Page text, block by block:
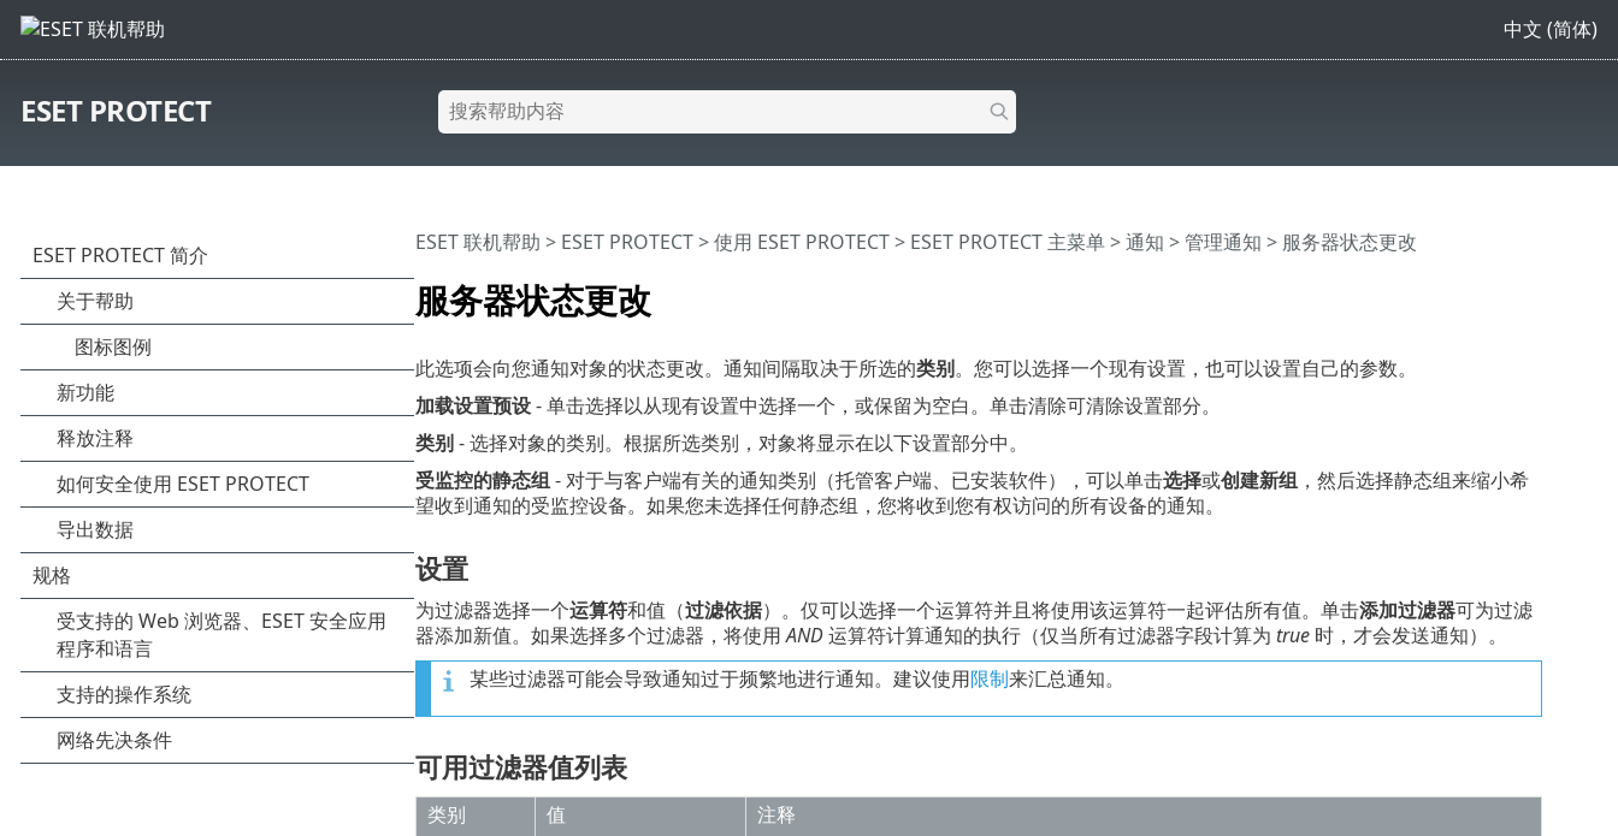
中文 (简体)
ESET PROTECT
服务器状态更改
ESET 联机帮助 > ESET PROTECT>使用 ESET PROTECT> ESET PROTECT 主菜单>通知 >管理通知 > 服务器状态更改
此选项会向您通知对象的状态更改。通知间隔取决于所选的类别。您可以选择一个现有设置，也可以设置自己的参数。
加载设置预设- 单击选择以从现有设置中选择一个，或保留为空白。单击清除可清除设置部分。
类别- 选择对象的类别。根据所选类别，对象将显示在以下设置部分中。
受监控的静态组- 对于与客户端有关的通知类别（托管客户端、已安装软件），可以单击选择或创建新组，然后选择静态组来缩小希
望收到通知的受监控设备。如果您未选择任何静态组，您将收到您有权访问的所有设备的通知。
设置
为过滤器选择一个运算符和值（过滤依据）。仅可以选择一个运算符并且将使用该运算符一起评估所有值。单击添加过滤器可为过滤
器添加新值。如果选择多个过滤器，将使用AND运算符计算通知的执行（仅当所有过滤器字段计算为 true时，才会发送通知）。
某些过滤器可能会导致通知过于频繁地进行通知。建议使用限制来汇总通知。
可用过滤器值列表
类别 值 注释